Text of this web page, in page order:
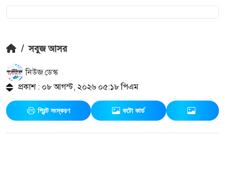
/ সবুজ আসর
নিউজ ডেস্ক
প্রকাশ : ০৮ আগস্ট, ২০২৬ ০৫:১৮ পিএম
প্রিন্ট সংস্করণ ফটো কার্ড